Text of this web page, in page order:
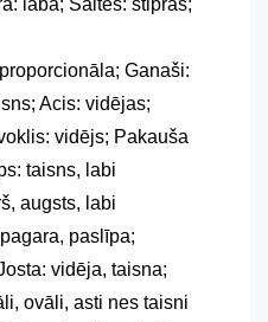
laba; Saites: stipras;
Ganaši:
Acis: vidējas;
vidējs; Pakauša
taisns, labi
augsts, labi
paslīpa;
vidēja, taisna;
ovāli, asti nes taisni